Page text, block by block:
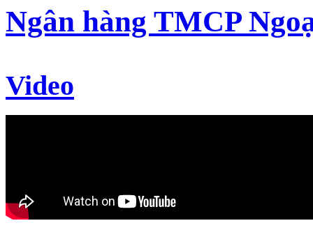
Ngân hàng TMCP
Video